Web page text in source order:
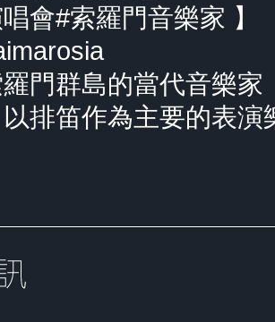
會#索羅門音樂家 】
門群島的當代音樂家
排笛作為主要的表演